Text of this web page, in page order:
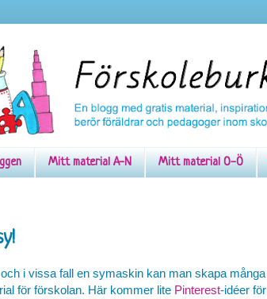
Mitt material A-N Mitt material O-Ö
i vissa fall en symaskin kan man skapa många
för förskolan. Här kommer lite Pinterest-idéer för